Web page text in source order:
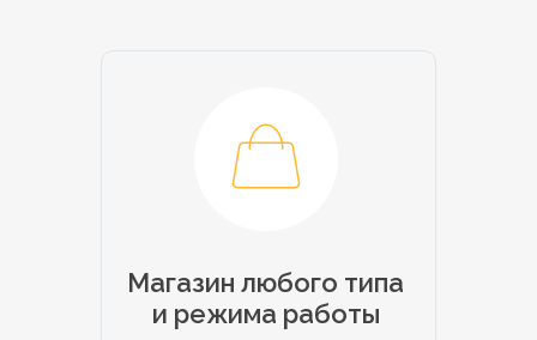
Магазин любого типа
и режима работы